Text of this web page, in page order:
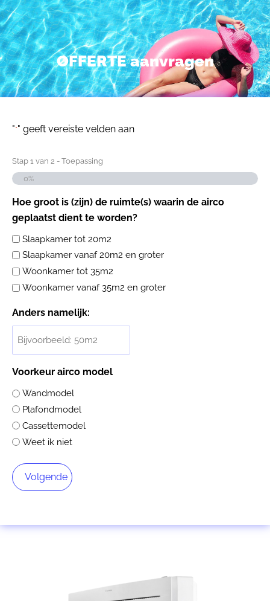
OFFERTE aanvragen
"*" geeft vereiste velden aan
Stap 1 van 2 - Toepassing
0%
Hoe groot is (zijn) de ruimte(s) waarin de airco
geplaatst dient te worden?
Slaapkamer tot 20m2
Slaapkamer vanaf 20m2 en groter
Woonkamer tot 35m2
Woonkamer vanaf 35m2 en groter
Anders namelijk:
Voorkeur airco model
Wandmodel
Plafondmodel
Cassettemodel
Weet ik niet